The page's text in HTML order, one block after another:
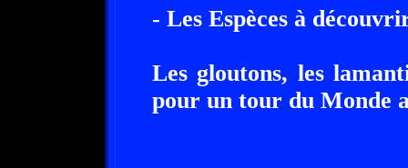
- Les Espèces à
Les gloutons, les
pour un tour du Monde